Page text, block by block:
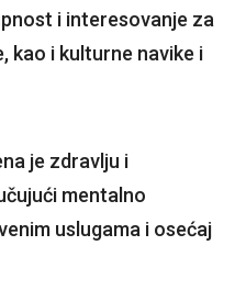
i interesovanje za
kao i kulturne navike i
je zdravlju i
mentalno
uslugama i osećaj